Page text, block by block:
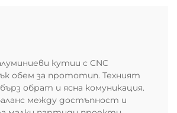
кутии с CNC
обем за прототип. Техният
обрат и ясна комуникация.
между достъпност и